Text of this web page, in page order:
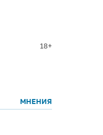
18+
МНЕНИЯ